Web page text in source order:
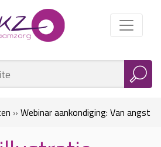
» Webinar aankondiging: Van angst
Veilig Melden voor zorgverleners